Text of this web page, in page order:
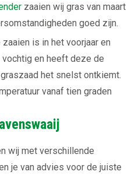
zaaien wij gras van maart
goed zijn.
is in het voorjaar en
vochtig en heeft deze de
het snelst ontkiemt.
vanaf tien graden
wij met verschillende
je van advies voor de juiste